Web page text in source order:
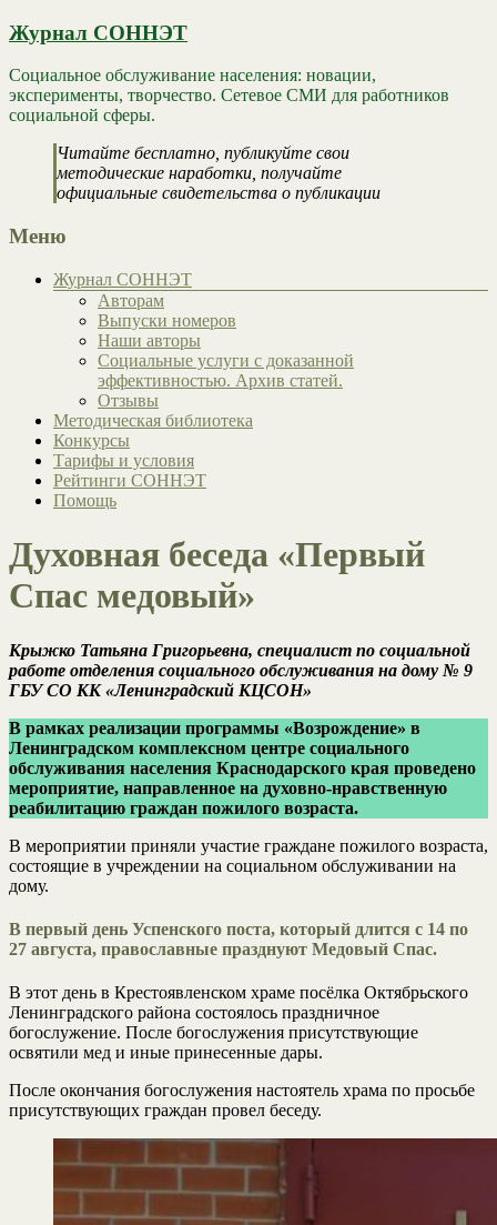
Журнал СОННЭТ
Социальное обслуживание населения: новации,
эксперименты, творчество. Сетевое СМИ для работников
социальной сферы.
Читайте бесплатно, публикуйте свои
методические наработки, получайте
официальные свидетельства о публикации
Меню
Журнал СОННЭТ
Авторам
Выпуски номеров
Наши авторы
Социальные услуги с доказанной
эффективностью. Архив статей.
Отзывы
Методическая библиотека
Конкурсы
Тарифы и условия
Рейтинги СОННЭТ
Помощь
Духовная беседа «Первый
Спас медовый»
Крыжко Татьяна Григорьевна, специалист по социальной
работе отделения социального обслуживания на дому № 9
ГБУ СО КК «Ленинградский КЦСОН»
В рамках реализации программы «Возрождение» в
Ленинградском комплексном центре социального
обслуживания населения Краснодарского края проведено
мероприятие, направленное на духовно-нравственную
реабилитацию граждан пожилого возраста.
В мероприятии приняли участие граждане пожилого возраста,
состоящие в учреждении на социальном обслуживании на
дому.
В первый день Успенского поста, который длится с 14 по
27 августа, православные празднуют Медовый Спас.
В этот день в Крестоявленском храме посёлка Октябрьского
Ленинградского района состоялось праздничное
богослужение. После богослужения присутствующие
освятили мед и иные принесенные дары.
После окончания богослужения настоятель храма по просьбе
присутствующих граждан провел беседу.